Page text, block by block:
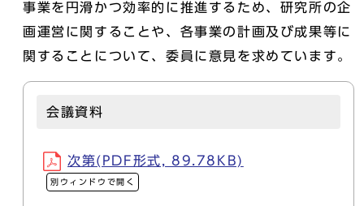
事業を円滑かつ効率的に推進するため、研究所の企
画運営に関することや、各事業の計画及び成果等に
関することについて、委員に意見を求めています。
会議資料
次第(PDF形式, 89.78KB)
別ウィンドウで開く